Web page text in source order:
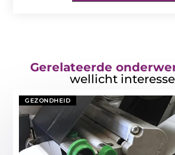
Gerelateerde
wellicht
GEZONDHEID